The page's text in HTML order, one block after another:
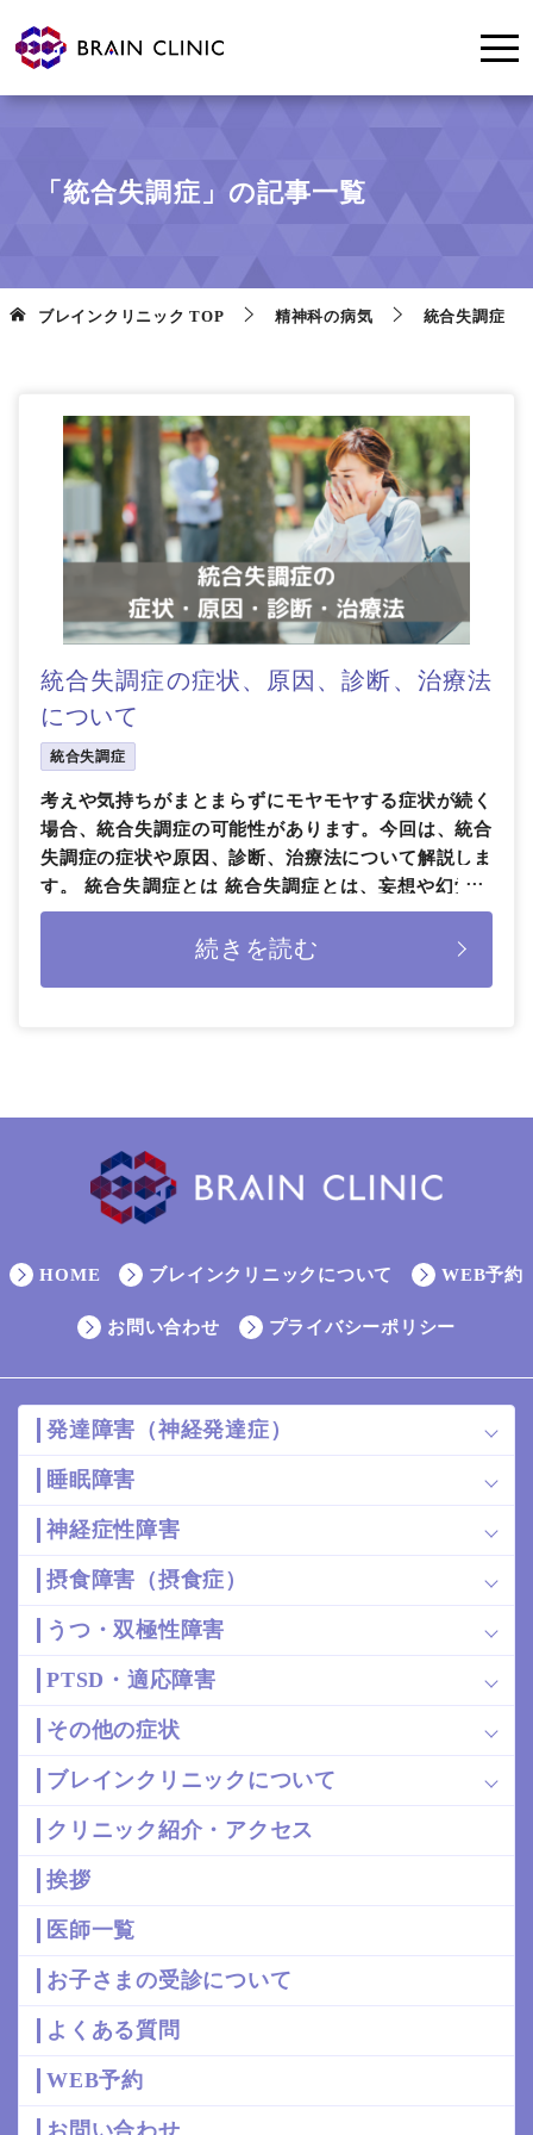
「統合失調症」の記事一覧
ブレインクリニック TOP 精神科の病気 統合失調症
統合失調症の症状、原因、診断、治療法
について
統合失調症
考えや気持ちがまとまらずにモヤモヤする症状が続く
場合、統合失調症の可能性があります。今回は、統合
失調症の症状や原因、診断、治療法について解説しま
す。 統合失調症とは 統合失調症とは、妄想や幻覚、
感情や思考がまとまらないと […]
続きを読む
HOME ブレインクリニックについて WEB予約
お問い合わせ プライバシーポリシー
発達障害（神経発達症）
睡眠障害
神経症性障害
摂食障害（摂食症）
うつ・双極性障害
PTSD・適応障害
その他の症状
ブレインクリニックについて
クリニック紹介・アクセス
挨拶
医師一覧
お子さまの受診について
よくある質問
WEB予約